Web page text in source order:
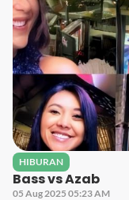
HIBURAN
Bass vs Azab
05 Aug 2025 05:23 AM